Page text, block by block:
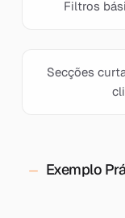
Filtros
Secções
Exemplo